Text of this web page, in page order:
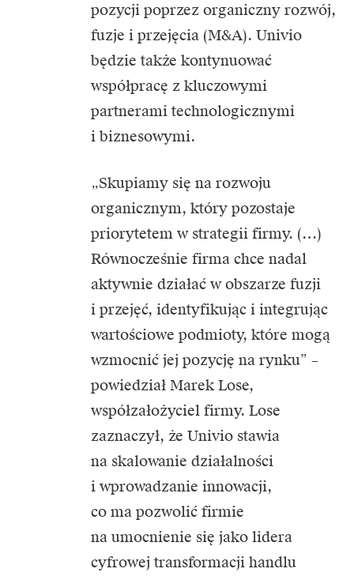
pozycji poprzez organiczny rozwój,
fuzje i przejęcia (M&A). Univio
będzie także kontynuować
współpracę z kluczowymi
partnerami technologicznymi
i biznesowymi.
„Skupiamy się na rozwoju
organicznym, który pozostaje
priorytetem w strategii firmy. (…)
Równocześnie firma chce nadal
aktywnie działać w obszarze fuzji
i przejęć, identyfikując i integrując
wartościowe podmioty, które mogą
wzmocnić jej pozycję na rynku” –
powiedział Marek Lose,
współzałożyciel firmy. Lose
zaznaczył, że Univio stawia
na skalowanie działalności
i wprowadzanie innowacji,
co ma pozwolić firmie
na umocnienie się jako lidera
cyfrowej transformacji handlu